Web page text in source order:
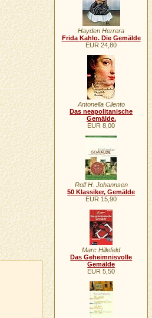
Hayden Herrera
Frida Kahlo. Die Gemälde
EUR 24,80
Antonella Cilento
Das neapolitanische
Gemälde.
EUR 8,00
Rolf H. Johannsen
50 Klassiker, Gemälde
EUR 15,90
Marc Hillefeld
Das Geheimnisvolle
Gemälde
EUR 5,50